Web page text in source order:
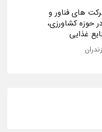
های فناور و
حوزه کشاورزی،
غذایی